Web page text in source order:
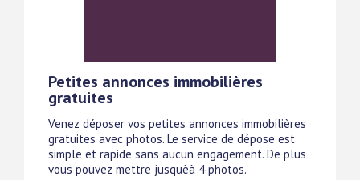
Petites annonces immobilières
gratuites
Venez déposer vos petites annonces immobilières
gratuites avec photos. Le service de dépose est
simple et rapide sans aucun engagement. De plus
vous pouvez mettre jusquèà 4 photos.